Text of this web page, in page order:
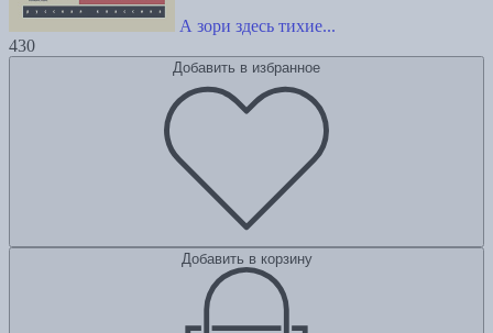
А зори здесь тихие...
430
Добавить в избранное
Добавить в корзину